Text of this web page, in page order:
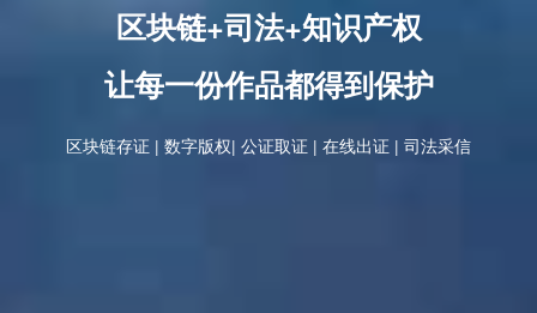
区块链+司法+知识产权
让每一份作品都得到保护
区块链存证 | 数字版权| 公证取证 | 在线出证 | 司法采信